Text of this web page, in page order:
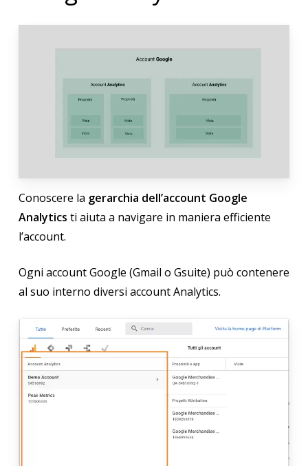
Conoscere la gerarchia dell’account Google
Analytics ti aiuta a navigare in maniera efficiente
l’account.
Ogni account Google (Gmail o Gsuite) può contenere
al suo interno diversi account Analytics.